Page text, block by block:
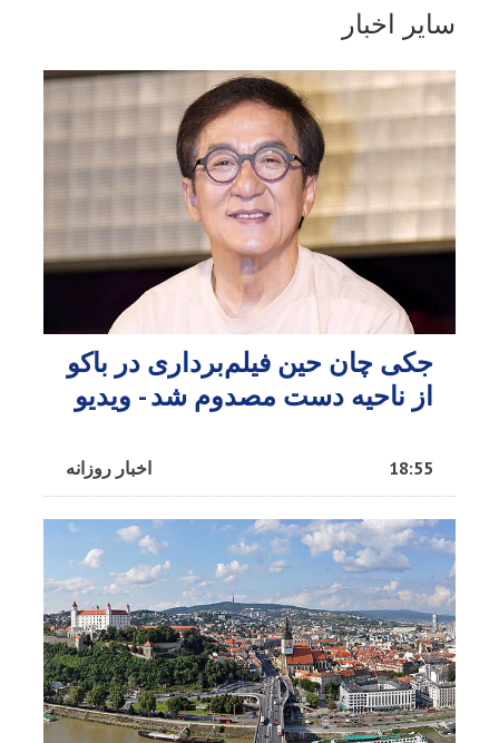
سایر اخبار
جکی چان حین فیلم‌برداری در باکو
از ناحیه دست مصدوم شد - ویدیو
اخبار روزانه 18:55